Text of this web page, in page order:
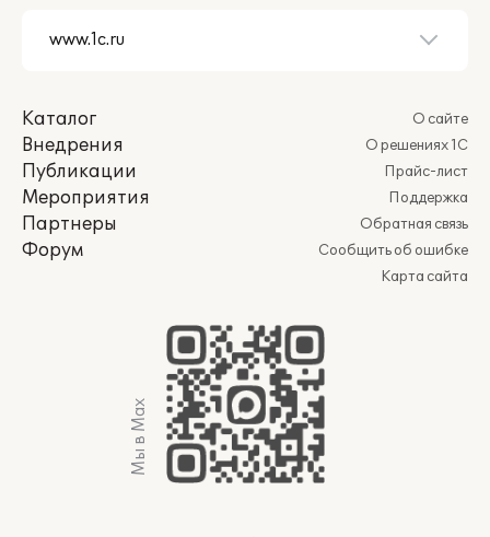
Каталог
Внедрения
Публикации
Мероприятия
Партнеры
Форум
О сайте
О решениях 1С
Прайс-лист
Поддержка
Обратная связь
Сообщить об ошибке
Карта сайта
Мы в Max